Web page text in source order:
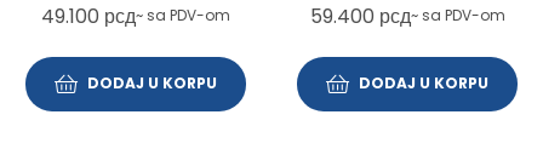
49.100 рсд~ sa PDV-om
DODAJ U KORPU
59.400 рсд~ sa PDV-om
DODAJ U KORPU